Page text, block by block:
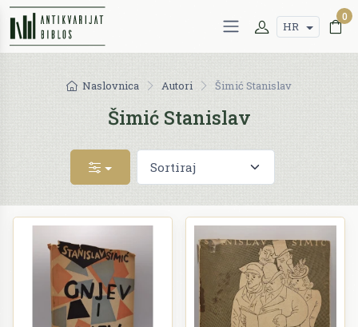
HR
0
Naslovnica Autori Šimić Stanislav
Šimić Stanislav